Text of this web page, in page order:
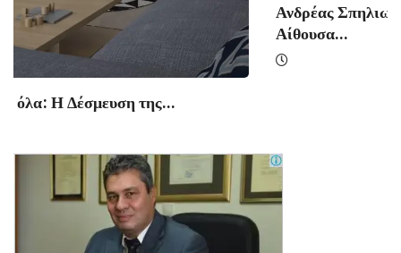
Ανδρέας Σπηλιωτόπουλος: «Ήρωες του Σήμερα» στην
Αίθουσα...